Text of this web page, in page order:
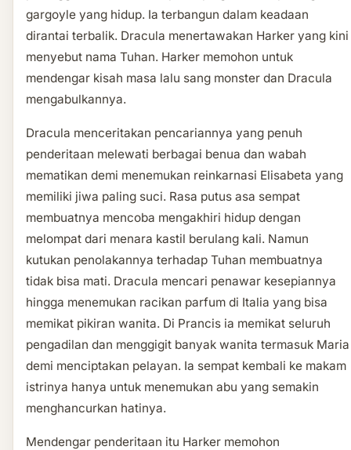
gargoyle yang hidup. Ia terbangun dalam keadaan
dirantai terbalik. Dracula menertawakan Harker yang kini
menyebut nama Tuhan. Harker memohon untuk
mendengar kisah masa lalu sang monster dan Dracula
mengabulkannya.
Dracula menceritakan pencariannya yang penuh
penderitaan melewati berbagai benua dan wabah
mematikan demi menemukan reinkarnasi Elisabeta yang
memiliki jiwa paling suci. Rasa putus asa sempat
membuatnya mencoba mengakhiri hidup dengan
melompat dari menara kastil berulang kali. Namun
kutukan penolakannya terhadap Tuhan membuatnya
tidak bisa mati. Dracula mencari penawar kesepiannya
hingga menemukan racikan parfum di Italia yang bisa
memikat pikiran wanita. Di Prancis ia memikat seluruh
pengadilan dan menggigit banyak wanita termasuk Maria
demi menciptakan pelayan. Ia sempat kembali ke makam
istrinya hanya untuk menemukan abu yang semakin
menghancurkan hatinya.
Mendengar penderitaan itu Harker memohon